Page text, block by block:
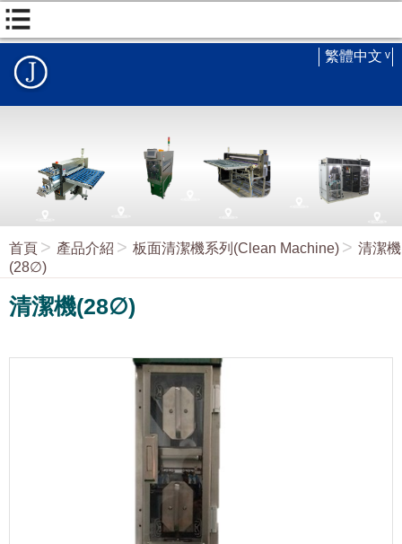
繁體中文
首頁 產品介紹 板面清潔機系列(Clean Machine)
清潔機
(28∅)
清潔機(28∅)